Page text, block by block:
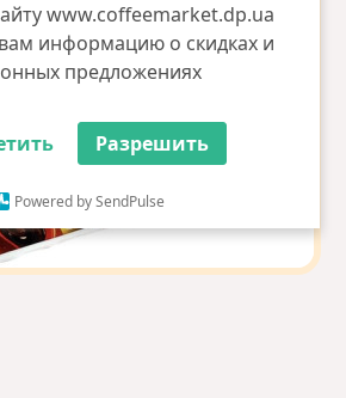
www.coffeemarket.dp.ua
информацию о скидках и
предложениях
Разрешить
Powered by SendPulse